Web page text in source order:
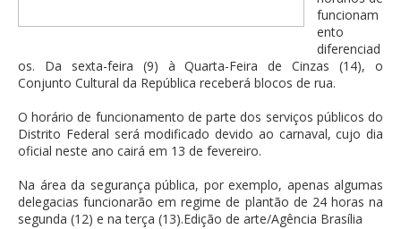
funcionam
ento
diferenciad
os. Da sexta-feira (9) à Quarta-Feira de Cinzas (14), o
Conjunto Cultural da República receberá blocos de rua.
O horário de funcionamento de parte dos serviços públicos do
Distrito Federal será modificado devido ao carnaval, cujo dia
oficial neste ano cairá em 13 de fevereiro.
Na área da segurança pública, por exemplo, apenas algumas
delegacias funcionarão em regime de plantão de 24 horas na
segunda (12) e na terça (13).Edição de arte/Agência Brasília